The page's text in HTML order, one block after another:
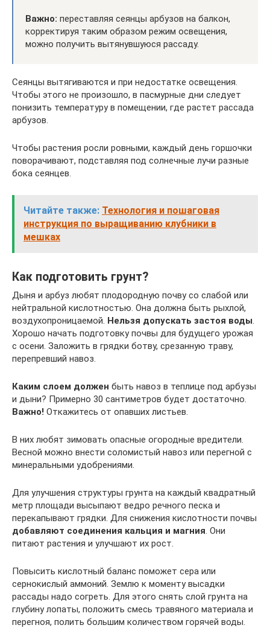
Важно: переставляя сеянцы арбузов на балкон,
корректируя таким образом режим освещения,
можно получить вытянувшуюся рассаду.
Сеянцы вытягиваются и при недостатке освещения.
Чтобы этого не произошло, в пасмурные дни следует
понизить температуру в помещении, где растет рассада
арбузов.
Чтобы растения росли ровными, каждый день горшочки
поворачивают, подставляя под солнечные лучи разные
бока сеянцев.
Читайте также: Технология и пошаговая
инструкция по выращиванию клубники в
мешках
Как подготовить грунт?
Дыня и арбуз любят плодородную почву со слабой или
нейтральной кислотностью. Она должна быть рыхлой,
воздухопроницаемой. Нельзя допускать застоя воды.
Хорошо начать подготовку почвы для будущего урожая
с осени. Заложить в грядки ботву, срезанную траву,
перепревший навоз.
Каким слоем должен быть навоз в теплице под арбузы
и дыни? Примерно 30 сантиметров будет достаточно.
Важно! Откажитесь от опавших листьев.
В них любят зимовать опасные огородные вредители.
Весной можно внести соломистый навоз или перегной с
минеральными удобрениями.
Для улучшения структуры грунта на каждый квадратный
метр площади высыпают ведро речного песка и
перекапывают грядки. Для снижения кислотности почвы
добавляют соединения кальция и магния. Они
питают растения и улучшают их рост.
Повысить кислотный баланс поможет сера или
сернокислый аммоний. Землю к моменту высадки
рассады надо согреть. Для этого снять слой грунта на
глубину лопаты, положить смесь травяного материала и
перегноя, полить большим количеством горячей воды.